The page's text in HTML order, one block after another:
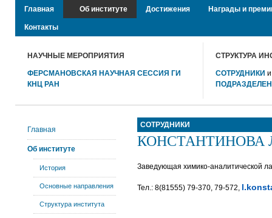
Главная Об институте Достижения Награды и
Контакты
НАУЧНЫЕ МЕРОПРИЯТИЯ
ФЕРСМАНОВСКАЯ НАУЧНАЯ СЕССИЯ ГИ
КНЦ РАН
СТРУКТУРА
СОТРУДНИКИ
СОТРУДНИКИ
КОНСТАНТИНОВА
Заведующая химико-аналитической
Тел.: 8(81555) 79-370, 79-572,
Главная
Об институте
История
Основные направления
Структура института